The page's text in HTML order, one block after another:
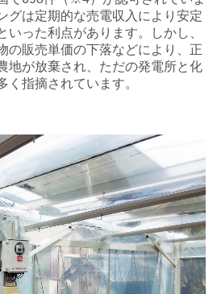
グは定期的な売電収入により安定
いった利点があります。しかし、
の販売単価の下落などにより、正
地が放棄され、ただの発電所と化
く指摘されています。